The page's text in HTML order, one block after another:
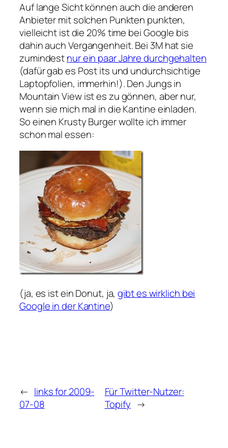
Auf lange Sicht können auch die anderen
Anbieter mit solchen Punkten punkten,
vielleicht ist die 20% time bei Google bis
dahin auch Vergangenheit. Bei 3M hat sie
zumindestnur ein paar Jahre durchgehalten
(dafür gab es Post its und undurchsichtige
Laptopfolien, immerhin!). Den Jungs in
Mountain View ist es zu gönnen, aber nur,
wenn sie mich mal in die Kantine einladen.
So einen Krusty Burger wollte ich immer
schon mal essen:
(ja, es ist ein Donut, ja,gibt es wirklich bei
Google in der Kantine)
← links for 2009-
07-08
Für Twitter-Nutzer:
Topify →